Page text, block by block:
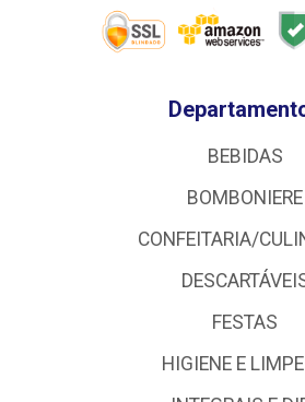
BEBIDAS
BOMBONIERE
CONFEITARIA/
FESTAS
HIGIENE E